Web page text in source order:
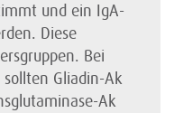
und ein IgA-
Diese
Bei
Gliadin-Ak
Ak